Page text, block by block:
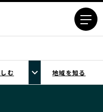
森エリア
む 地域を知る